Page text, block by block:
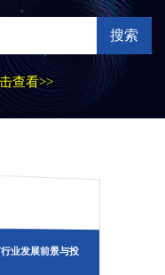
搜索
查看>>
业发展前景与投